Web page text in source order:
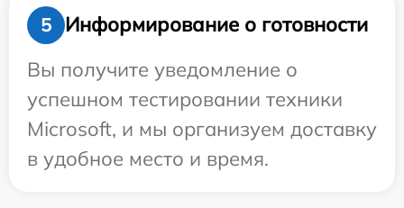
5
Информирование о готовности
Вы получите уведомление о
успешном тестировании техники
Microsoft, и мы организуем доставку
в удобное место и время.